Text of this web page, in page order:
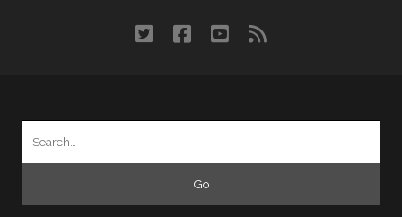
twitterfacebook
youtube
rss